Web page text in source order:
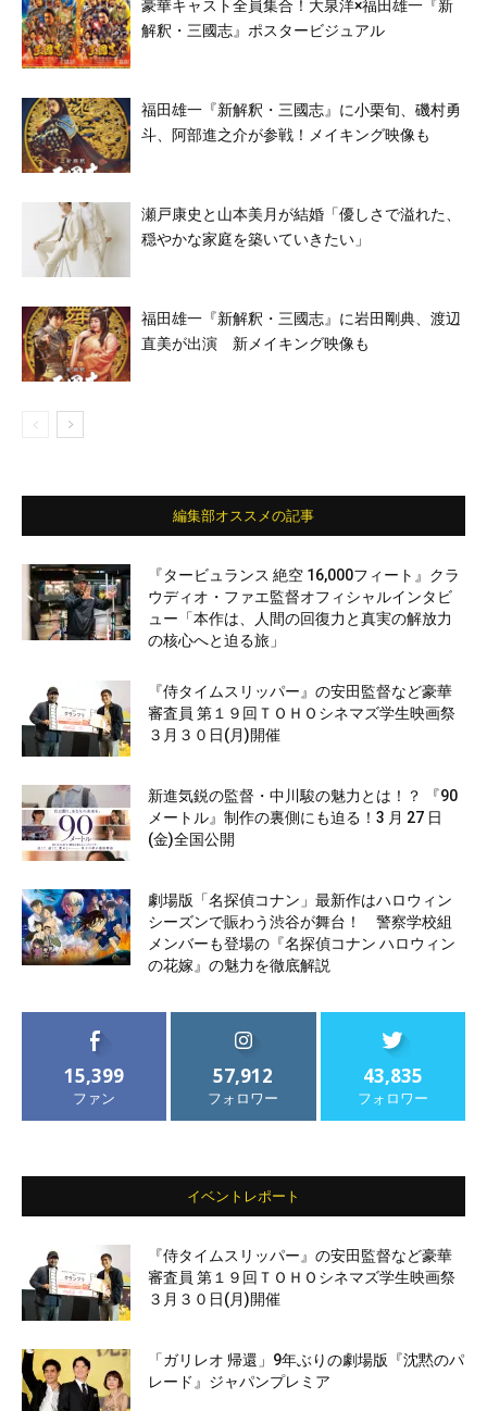
豪華キャスト全員集合！大泉洋×福田雄一『新
解釈・三國志』ポスタービジュアル
福田雄一『新解釈・三國志』に小栗旬、磯村勇
斗、阿部進之介が参戦！メイキング映像も
瀬戸康史と山本美月が結婚「優しさで溢れた、
穏やかな家庭を築いていきたい」
福田雄一『新解釈・三國志』に岩田剛典、渡辺
直美が出演 新メイキング映像も
編集部オススメの記事
『タービュランス 絶空 16,000フィート』クラ
ウディオ・ファエ監督オフィシャルインタビ
ュー「本作は、人間の回復力と真実の解放力
の核心へと迫る旅」
『侍タイムスリッパー』の安田監督など豪華
審査員 第１９回ＴＯＨＯシネマズ学生映画祭
３月３０日(月)開催
新進気鋭の監督・中川駿の魅力とは！？ 『90
メートル』制作の裏側にも迫る！3 月 27 日
(金)全国公開
劇場版「名探偵コナン」最新作はハロウィン
シーズンで賑わう渋谷が舞台！ 警察学校組
メンバーも登場の『名探偵コナン ハロウィン
の花嫁』の魅力を徹底解説
15,399
ファン
57,912
フォロワー
43,835
フォロワー
イベントレポート
『侍タイムスリッパー』の安田監督など豪華
審査員 第１９回ＴＯＨＯシネマズ学生映画祭
３月３０日(月)開催
「ガリレオ 帰還」9年ぶりの劇場版『沈黙のパ
レード』ジャパンプレミア